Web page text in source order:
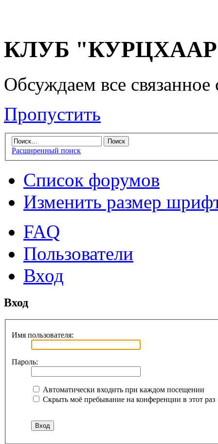
КЛУБ "КУРЦХААР"
Обсуждаем все
Пропустить
Расширенный поиск
Список форумов
Изменить размер
FAQ
Пользователи
Вход
Вход
Имя пользователя:
Пароль:
Автоматически входить при каждом посещении
Скрыть моё пребывание на конференции в этот раз